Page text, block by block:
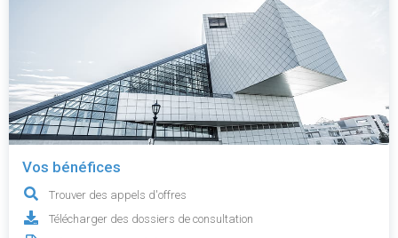
Vos bénéfices
Trouver des appels d'offres
Télécharger des dossiers de consultation